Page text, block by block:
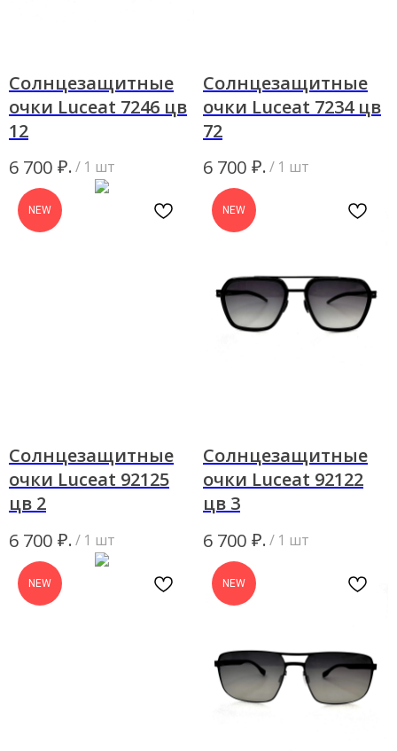
Солнцезащитные
очки Luceat 7246 цв
12
6 700 ₽. / 1 шт
Солнцезащитные
очки Luceat 7234 цв
72
6 700 ₽. / 1 шт
NEW
Солнцезащитные
очки Luceat 92125
цв 2
6 700 ₽. / 1 шт
NEW
Солнцезащитные
очки Luceat 92122
цв 3
6 700 ₽. / 1 шт
NEW NEW